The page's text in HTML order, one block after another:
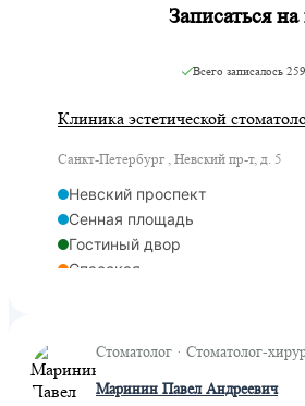
Записаться
Всего записалось
Клиника эстетической
Санкт-Петербург , Невский пр-т, д. 5
Невский проспект
Сенная площадь
Гостиный двор
Спасская
Стоматолог · Стоматолог-
Маринин Павел Андреевич